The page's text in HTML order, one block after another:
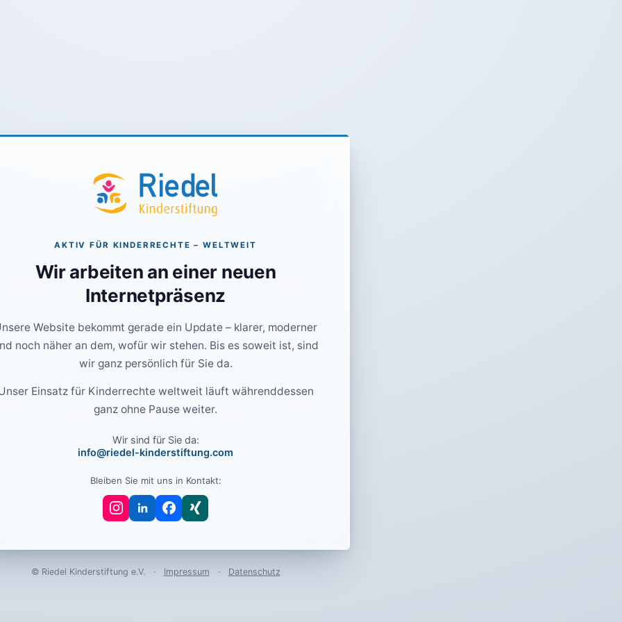
AKTIV FÜR KINDERRECHTE – WELTWEIT
Wir arbeiten an einer neuen
Internetpräsenz
Website bekommt gerade ein Update – klarer, moderner
noch näher an dem, wofür wir stehen. Bis es soweit ist, sind
wir ganz persönlich für Sie da.
Einsatz für Kinderrechte weltweit läuft währenddessen
ganz ohne Pause weiter.
Wir sind für Sie da:
info@riedel-kinderstiftung.com
Bleiben Sie mit uns in Kontakt:
© Riedel Kinderstiftung e.V. · Impressum · Datenschutz